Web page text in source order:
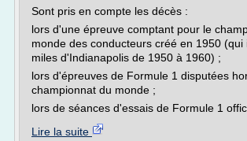
Sont pris en compte les décès :
lors d'une épreuve comptant pour le
monde des conducteurs créé en 1950 (qui
miles d'Indianapolis de 1950 à 1960) ;
lors d'épreuves de Formule 1 disputées
championnat du monde ;
lors de séances d'essais de Formule 1
Lire la suite